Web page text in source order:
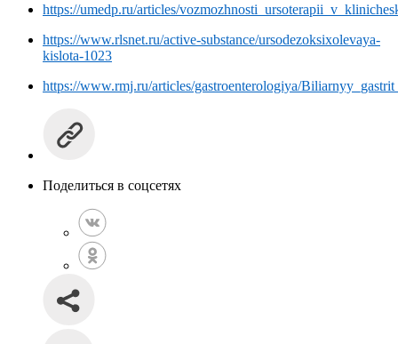
https://umedp.ru/articles/
https://www.rlsnet.ru/active-substance/ursodezoksixolevaya-
kislota-1023
https://www.rmj.ru/articles/gastroenterologiya/
Поделиться в соцсетях